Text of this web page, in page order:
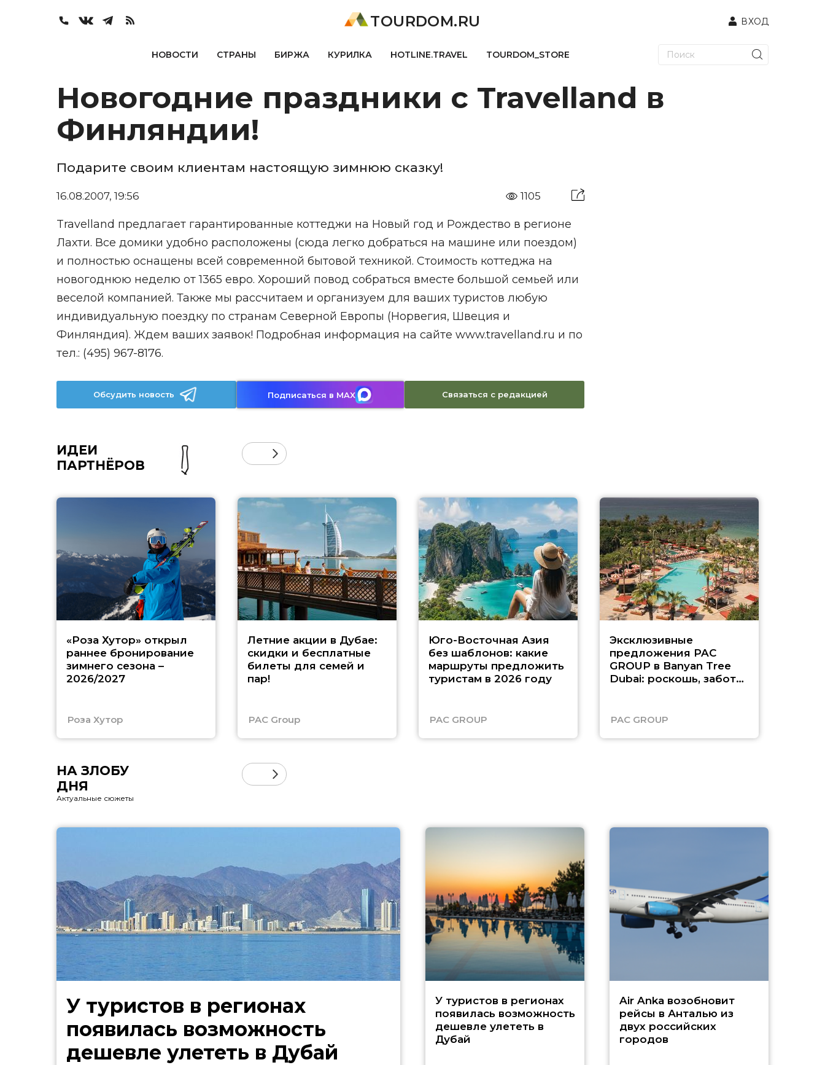
TOURDOM.RU ВХОД
НОВОСТИ СТРАНЫ БИРЖА КУРИЛКА HOTLINE.TRAVEL TOURDOM_STORE
Новогодние праздники с Travelland в
Финляндии!
Подарите своим клиентам настоящую зимнюю сказку!
16.08.2007, 19:56 1105
Travelland предлагает гарантированные коттеджи на Новый год и Рождество в регионе
Лахти. Все домики удобно расположены (сюда легко добраться на машине или поездом)
и полностью оснащены всей современной бытовой техникой. Стоимость коттеджа на
новогоднюю неделю от 1365 евро. Хороший повод собраться вместе большой семьей или
веселой компанией. Также мы рассчитаем и организуем для ваших туристов любую
индивидуальную поездку по странам Северной Европы (Норвегия, Швеция и
Финляндия). Ждем ваших заявок! Подробная информация на сайте www.travelland.ru и по
тел.: (495) 967-8176.
Обсудить новость Подписаться в MAX Связаться с редакцией
ИДЕИ
ПАРТНЁРОВ
«Роза Хутор» открыл
раннее бронирование
зимнего сезона –
2026/2027
Роза Хутор
Летние акции в Дубае:
скидки и бесплатные
билеты для семей и
пар!
PAC Group
Юго-Восточная Азия
без шаблонов: какие
маршруты предложить
туристам в 2026 году
PAC GROUP
Эксклюзивные
предложения PAC
GROUP в Banyan Tree
Dubai: роскошь, забота
PAC GROUP
НА ЗЛОБУ
ДНЯ
Актуальные сюжеты
У туристов в регионах
появилась возможность
дешевле улететь в Дубай
У туристов в регионах
появилась возможность
дешевле улететь в
Дубай
Air Anka возобновит
рейсы в Анталью из
двух российских
городов